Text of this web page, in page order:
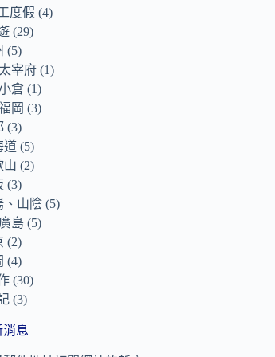
度假 (4)
(29)
(5)
太宰府 (1)
倉 (1)
岡 (3)
(3)
道 (5)
山 (2)
(3)
、山陰 (5)
廣島 (5)
(2)
(4)
(30)
(3)
消息